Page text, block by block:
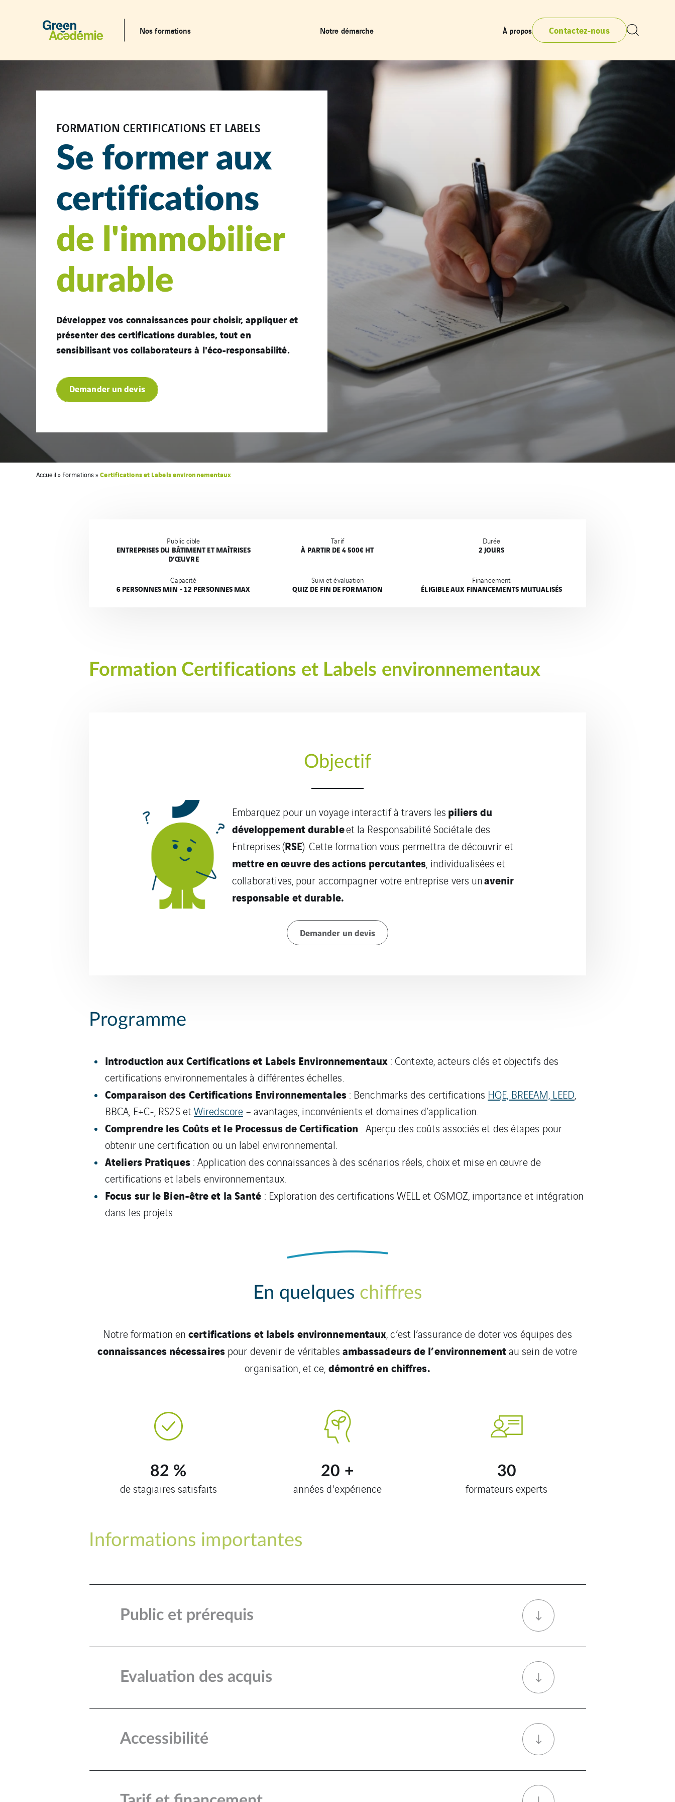
Nos formations Notre démarche À propos Contactez-nous
FORMATION CERTIFICATIONS ET LABELS
Se former aux
certifications
de l'immobilier
durable
Développez vos connaissances pour choisir, appliquer et
présenter des certifications durables, tout en
sensibilisant vos collaborateurs à l'éco-responsabilité.
Demander un devis
Accueil» Formations»Certifications et Labels environnementaux
Public cible
ENTREPRISES DU BÂTIMENT ET MAÎTRISES
D’ŒUVRE
Tarif
À PARTIR DE 4 500€ HT
Durée
2 JOURS
Capacité
6 PERSONNES MIN - 12 PERSONNES MAX
Suivi et évaluation
QUIZ DE FIN DE FORMATION
Financement
ÉLIGIBLE AUX FINANCEMENTS MUTUALISÉS
Formation Certifications et Labels environnementaux
Objectif
Embarquez pour un voyage interactif à travers les piliers du
développement durableet la Responsabilité Sociétale des
Entreprises(RSE). Cette formation vous permettra de découvrir et
mettre en œuvre desactions percutantes, individualisées et
collaboratives, pour accompagner votre entreprise vers unavenir
responsable et durable.
Demander un devis
Programme
Introduction aux Certifications et Labels Environnementaux: Contexte, acteurs clés et objectifs des
certifications environnementales à différentes échelles.
Comparaison des Certifications Environnementales: Benchmarks des certifications HQE, BREEAM, LEED,
BBCA, E+C-, RS2S etWiredscore – avantages, inconvénients et domaines d’application.
Comprendre les Coûts et le Processus de Certification : Aperçu des coûts associés et des étapes pour
obtenir une certification ou un label environnemental.
Ateliers Pratiques: Application des connaissances à des scénarios réels, choix et mise en œuvre de
certifications et labels environnementaux.
Focus sur le Bien-être et la Santé : Exploration des certifications WELL et OSMOZ, importance et intégration
dans les projets.
En quelques chiffres
Notre formation encertifications et labels environnementaux , c’est l’assurance de doter vos équipes des
connaissances nécessairespour devenir de véritables ambassadeurs de l’environnementau sein de votre
organisation, et ce, démontré en chiffres.
82 %
de stagiaires satisfaits
20 +
années d'expérience
30
formateurs experts
Informations importantes
Public et prérequis
Evaluation des acquis
Accessibilité